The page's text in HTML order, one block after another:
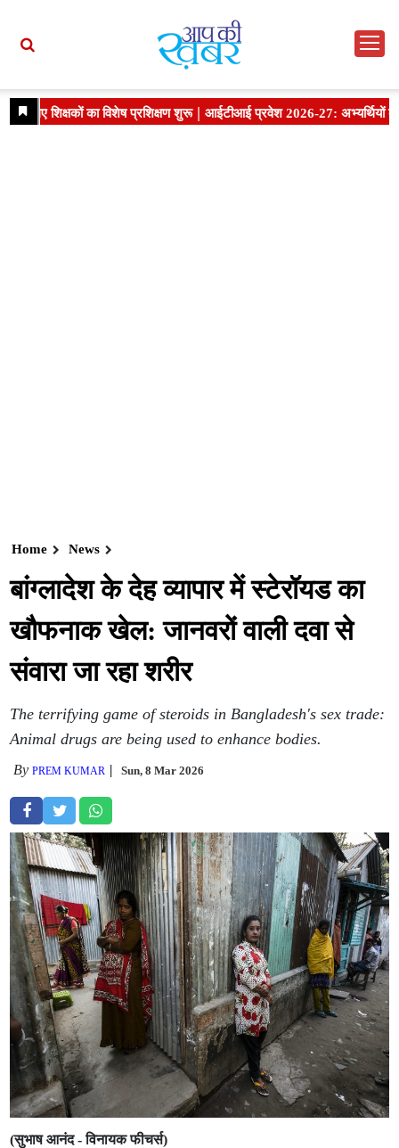
Home News
बांग्लादेश के देह व्यापार में स्टेरॉयड का
खौफनाक खेल: जानवरों वाली दवा से
संवारा जा रहा शरीर
The terrifying game of steroids in Bangladesh's sex trade:
Animal drugs are being used to enhance bodies.
ByPREM KUMAR Sun, 8 Mar 2026
(सुभाष आनंद - विनायक फीचर्स)